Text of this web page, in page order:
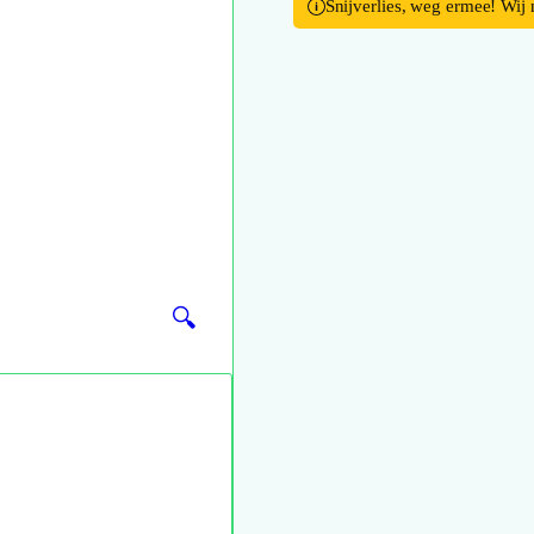
🔍
Snijverlies, weg ermee! Wij